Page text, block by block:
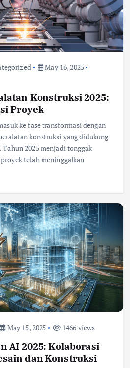
May 16, 2025
Konstruksi 2025:
Proyek
ke fase transformasi dengan
konstruksi yang didukung
2025 menjadi tonggak
telah meninggalkan
May 15, 2025 1466 views
AI 2025: Kolaborasi
dan Konstruksi